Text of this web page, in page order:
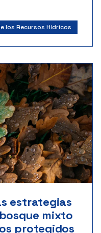
los Recursos Hídricos
estrategias
mixto
protegidos